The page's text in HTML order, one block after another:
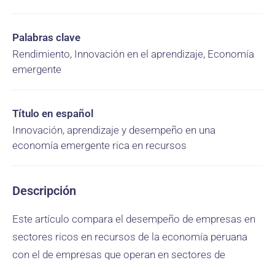
Palabras clave
Rendimiento, Innovación en el aprendizaje, Economía
emergente
Título en español
Innovación, aprendizaje y desempeño en una
economía emergente rica en recursos
Descripción
Este artículo compara el desempeño de empresas en
sectores ricos en recursos de la economía peruana
con el de empresas que operan en sectores de